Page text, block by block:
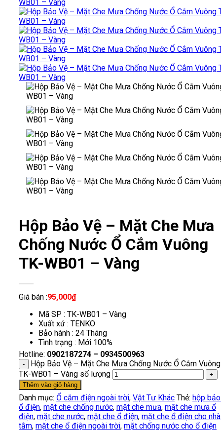
Hộp Bảo Vệ – Mặt Che Mưa
Chống Nước Ổ Cắm Vuông
TK-WB01 – Vàng
Giá bán :95,000₫
Mã SP : TK-WB01 – Vàng
Xuất xứ : TENKO
Bảo hành : 24 Tháng
Tình trạng : Mới 100%
Hotline: 0902187274 – 0934500963
Hộp Bảo Vệ – Mặt Che Mưa Chống Nước Ổ Cắm Vuông
TK-WB01 – Vàng số lượng
Thêm vào giỏ hàng
Danh mục: Ổ cắm điện ngoài trời, Vật Tư Khác Thẻ: hộp
ổ điện, mặt che chống nước, mặt che mưa, mặt che mưa ổ
điện, mặt che nước, mặt che ổ điện, mặt che ổ điện cho nhà
tắm, mặt che ổ điện ngoài trời, mặt chống nước cho ổ điện